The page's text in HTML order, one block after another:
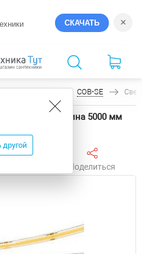
СКАЧАТЬ ×
другой
COB-SE
SE 58302 длина 5000 мм
Поделиться